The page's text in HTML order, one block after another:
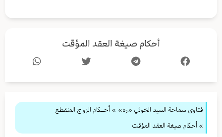
أحكام صيغة العقد المؤقت
فتاوى سماحة السيد الخوئي «ره» » أحــكام الزواج المنقطع
» أحكام صيغة العقد المؤقت